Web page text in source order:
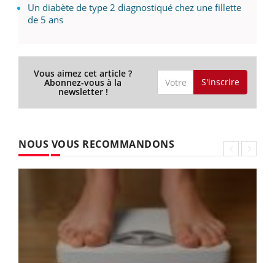
Un diabète de type 2 diagnostiqué chez une fillette
de 5 ans
Vous aimez cet article ?
Abonnez-vous à la
newsletter !
S'inscrire
NOUS VOUS RECOMMANDONS